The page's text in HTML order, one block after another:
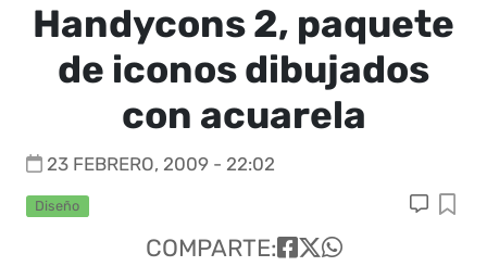
Handycons 2, paquete
de iconos dibujados
con acuarela
23 FEBRERO, 2009 - 22:02
Diseño
COMPARTE: